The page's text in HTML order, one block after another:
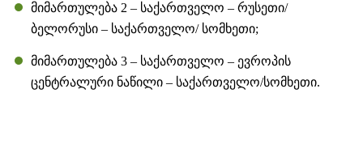
მიმართულება 2 – საქართველო – რუსეთი/
ბელორუსი – საქართველო/ სომხეთი;
მიმართულება 3 – საქართველო – ევროპის
ცენტრალური ნაწილი – საქართველო/სომხეთი.